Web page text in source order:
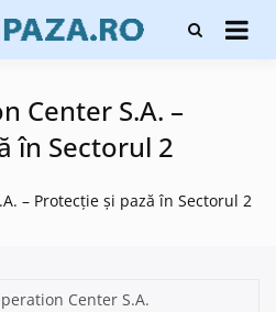
Firme de
protecție și
alarmare și
evaluatori de
securitate
Center S.A. –
în Sectorul 2
– Protecție și pază în Sectorul 2
Center S.A.